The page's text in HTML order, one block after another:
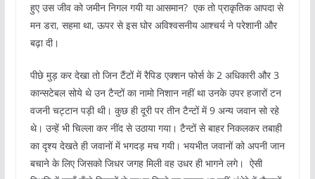
हुए उस जीव को जमीन निगल गयी या आसमान? एक तो प्राकृतिक आपदा से
मन डरा, सहमा था, ऊपर से इस घोर अविश्‍वसनीय आश्चर्य ने परेशानी और
बढ़ा दी।
पीछे मुड़ कर देखा तो जिन टैंटों में रैपिड एक्शन फोर्स के 2 अधिकारी और 3
कान्सटेबल सोये थे उन टैन्टों का नामो निशान नहीं था उनके उपर हजारों टन
वजनी चट्टान पड़ी थी। कुछ ही दूरी पर तीन टैन्टों में 9 अन्य जवान सो रहे
थे। उन्हें भी चिल्‍ला कर नींद से उठाया गया। टैन्टों से बाहर निकलकर तबाही
का दृश्‍य देखते ही जवानों में भगदड़ मच गयी। भयभीत जवानों को अपनी जान
बचाने के लिए जिसको जिधर जगह मिली वह उधर ही भागने लगे। ऐसी